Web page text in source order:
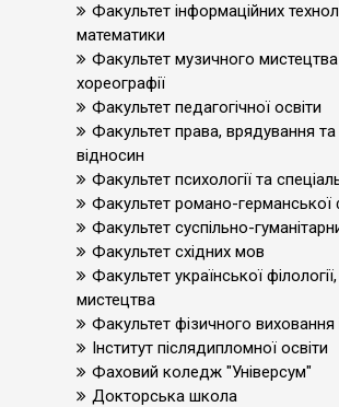
Факультет інформаційних
математики
Факультет музичного мистецтва
хореографії
Факультет педагогічної освіти
Факультет права, врядування
відносин
Факультет психології та
Факультет романо-германської
Факультет суспільно-
Факультет східних мов
Факультет української філології,
мистецтва
Факультет фізичного виховання
Інститут післядипломної освіти
Фаховий коледж "Універсум"
Докторська школа